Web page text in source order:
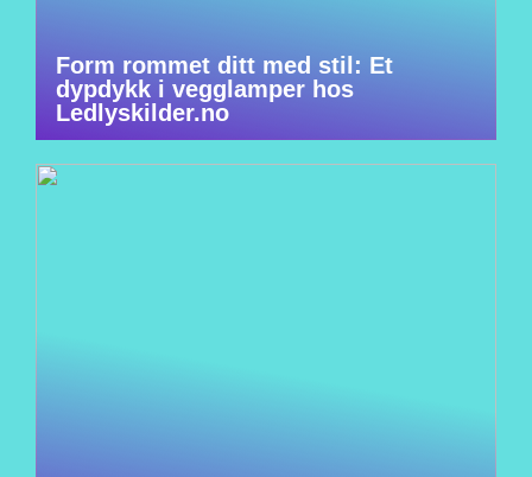
Form rommet ditt med stil: Et
dypdykk i vegglamper hos
Ledlyskilder.no